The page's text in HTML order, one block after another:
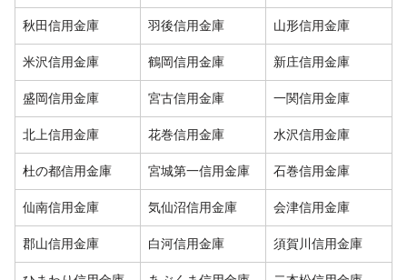
秋田信用金庫 羽後信用金庫 山形信用金庫
米沢信用金庫 鶴岡信用金庫 新庄信用金庫
盛岡信用金庫 宮古信用金庫 一関信用金庫
北上信用金庫 花巻信用金庫 水沢信用金庫
杜の都信用金庫 宮城第一信用金庫 石巻信用金庫
仙南信用金庫 気仙沼信用金庫 会津信用金庫
郡山信用金庫 白河信用金庫 須賀川信用金庫